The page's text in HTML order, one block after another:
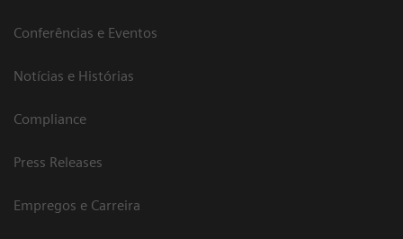
Conferências e Eventos
Notícias e Histórias
Compliance
Press Releases
Empregos e Carreira